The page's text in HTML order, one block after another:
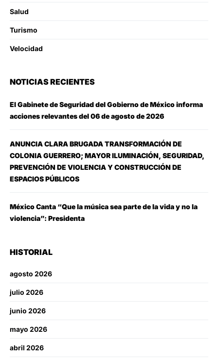
Salud
Turismo
Velocidad
NOTICIAS RECIENTES
El Gabinete de Seguridad del Gobierno de México informa
acciones relevantes del 06 de agosto de 2026
ANUNCIA CLARA BRUGADA TRANSFORMACIÓN DE
COLONIA GUERRERO; MAYOR ILUMINACIÓN, SEGURIDAD,
PREVENCIÓN DE VIOLENCIA Y CONSTRUCCIÓN DE
ESPACIOS PÚBLICOS
México Canta “Que la música sea parte de la vida y no la
violencia”: Presidenta
HISTORIAL
agosto 2026
julio 2026
junio 2026
mayo 2026
abril 2026